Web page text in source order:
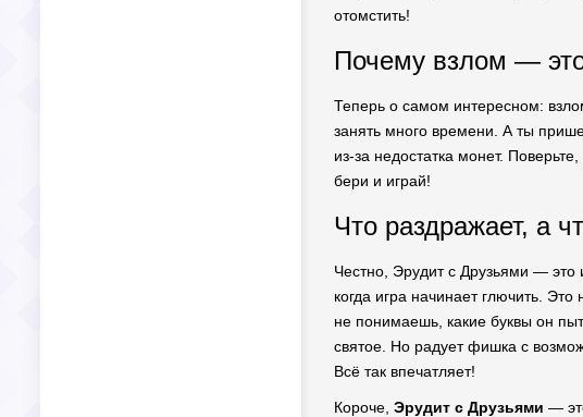
отомстить!
Почему взлом —
Теперь о самом интересном:
занять много времени. А ты
из-за недостатка монет.
бери и играй!
Что раздражает, а
Честно, Эрудит с Друзьями — это
когда игра начинает глючить.
не понимаешь, какие буквы он
святое. Но радует фишка с
Всё так впечатляет!
Короче, Эрудит с Друзьями —